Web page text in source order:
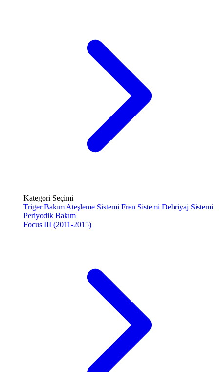
Kategori Seçimi
Triger Bakım Ateşleme Sistemi Fren Sistemi Debriyaj Sistemi
Periyodik Bakım
Focus III (2011-2015)